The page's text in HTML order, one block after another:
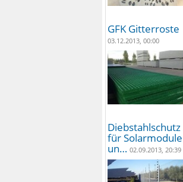
GFK Gitterroste
03.12.2013, 00:00
Diebstahlschutz
für Solarmodule
un… 02.09.2013, 20:39